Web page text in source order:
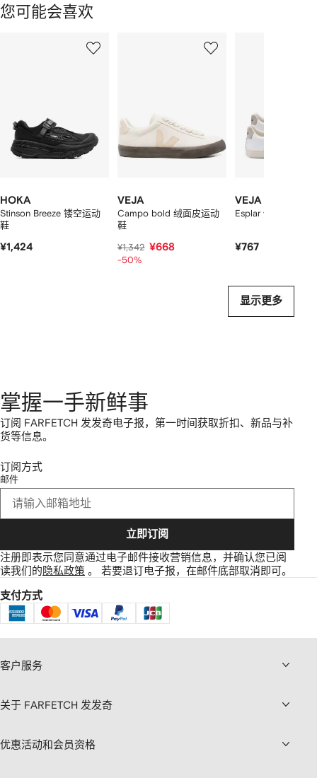
您可能会喜欢
HOKA
Stinson Breeze 镂空运动
鞋
¥1,424
VEJA
Campo bold 绒面皮运动
鞋
¥1,342 ¥668
-50%
VEJA
Esplar 低帮运动鞋
¥767
显示更多
掌握一手新鲜事
订阅 FARFETCH 发发奇电子报，第一时间获取折扣、新品与补
货等信息。
订阅方式
邮件
立即订阅
注册即表示您同意通过电子邮件接收营销信息，并确认您已阅
读我们的 隐私政策 。 若要退订电子报，在邮件底部取消即可。
支付方式
客户服务
关于 FARFETCH 发发奇
优惠活动和会员资格